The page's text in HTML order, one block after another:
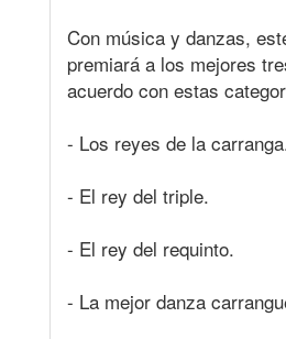
Con música y danzas,
premiará a los mejores
acuerdo con estas
- Los reyes de la
- El rey del triple.
- El rey del requinto.
- La mejor danza